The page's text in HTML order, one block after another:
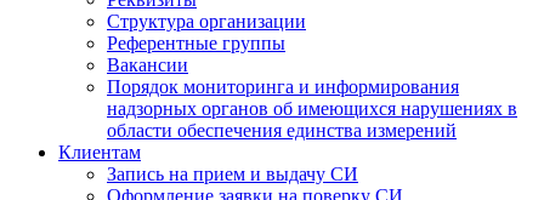
Структура организации
Референтные группы
Вакансии
Порядок мониторинга и информирования
надзорных органов об имеющихся нарушениях в
области обеспечения единства измерений
Клиентам
Запись на прием и выдачу СИ
Оформление заявки на поверку СИ